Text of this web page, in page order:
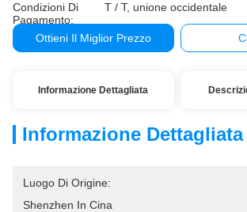
Condizioni Di
Pagamento:
T / T, unione occidentale
Ottieni Il Miglior Prezzo
Informazione Dettagliata
Informazione Dettagliata
Luogo Di Origine:
Shenzhen In Cina